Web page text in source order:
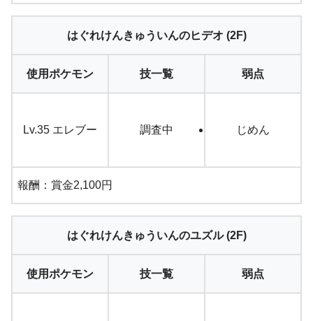
はぐれけんきゅういんのヒデオ (2F)
使用ポケモン 技一覧 弱点
Lv.35 エレブー 調査中 じめん
報酬：賞金2,100円
はぐれけんきゅういんのユズル (2F)
使用ポケモン 技一覧 弱点